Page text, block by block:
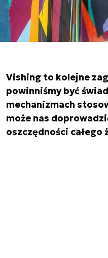
Vishing to kolejne
powinniśmy być
mechanizmach
może nas
oszczędności całego